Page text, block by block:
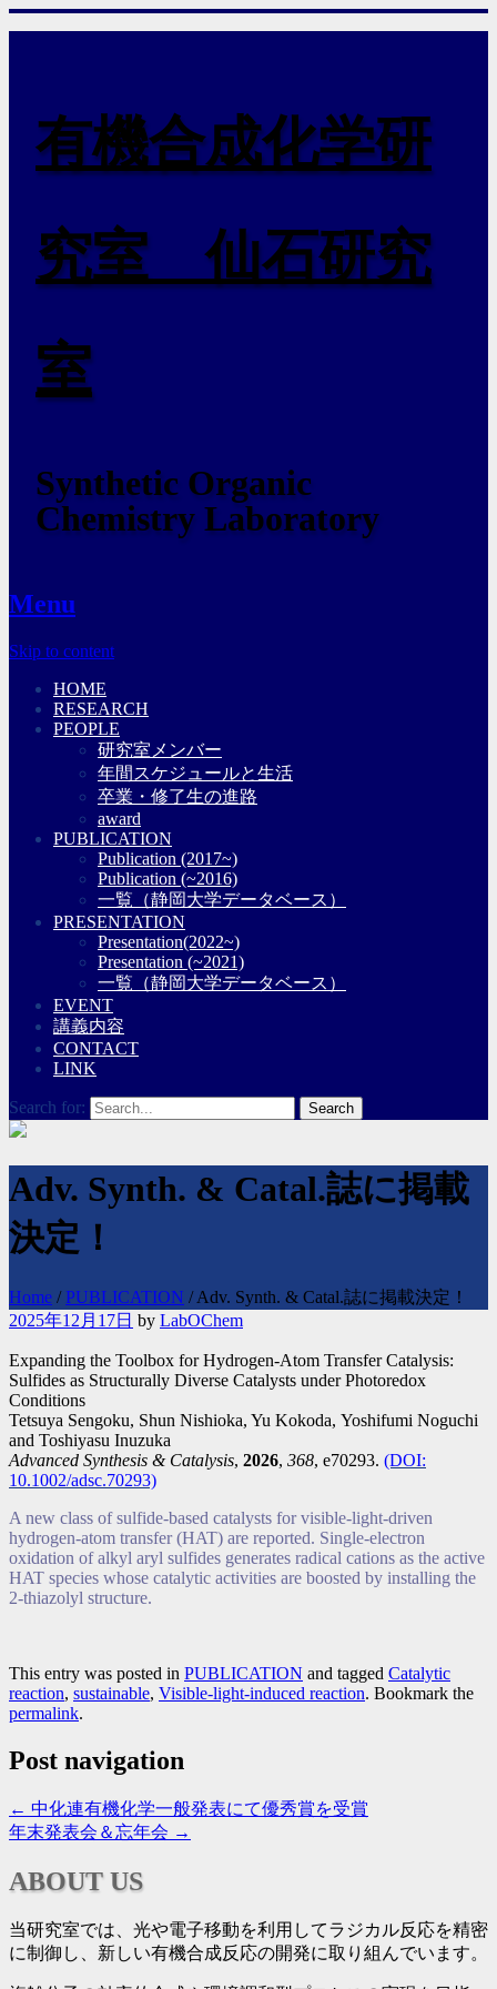
有機合成化学研
究室 仙石研究
室
Synthetic Organic
Chemistry Laboratory
Menu
Skip to content
HOME
RESEARCH
PEOPLE
研究室メンバー
年間スケジュールと生活
卒業・修了生の進路
award
PUBLICATION
Publication (2017~)
Publication (~2016)
一覧（静岡大学データベース）
PRESENTATION
Presentation(2022~)
Presentation (~2021)
一覧（静岡大学データベース）
EVENT
講義内容
CONTACT
LINK
Search for:
Adv. Synth. & Catal.誌に掲載
決定！
Home /PUBLICATION /Adv. Synth. & Catal.誌に掲載決定！
2025年12月17日 by LabOChem
Expanding the Toolbox for Hydrogen-Atom Transfer Catalysis:
Sulfides as Structurally Diverse Catalysts under Photoredox
Conditions
Tetsuya Sengoku, Shun Nishioka, Yu Kokoda, Yoshifumi Noguchi
and Toshiyasu Inuzuka
Advanced Synthesis & Catalysis, 2026, 368, e70293. (DOI:
10.1002/adsc.70293)
A new class of sulfide-based catalysts for visible-light-driven
hydrogen-atom transfer (HAT) are reported. Single-electron
oxidation of alkyl aryl sulfides generates radical cations as the active
HAT species whose catalytic activities are boosted by installing the
2-thiazolyl structure.
This entry was posted in PUBLICATION and tagged Catalytic
reaction, sustainable, Visible-light-induced reaction. Bookmark the
permalink.
Post navigation
← 中化連有機化学一般発表にて優秀賞を受賞
年末発表会＆忘年会 →
ABOUT US
当研究室では、光や電子移動を利用してラジカル反応を精密
に制御し、新しい有機合成反応の開発に取り組んでいます。